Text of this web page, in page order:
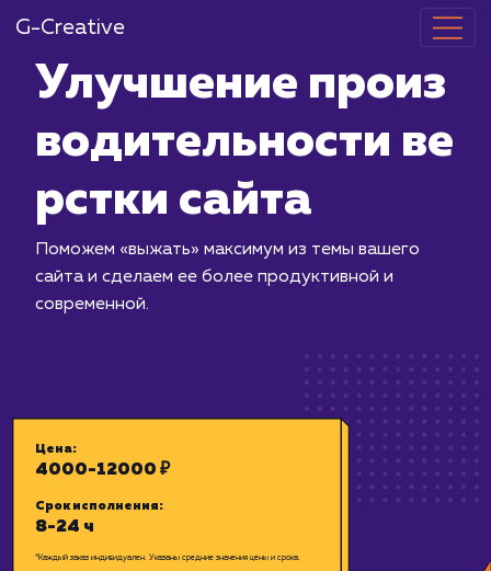
G-Creative
Улучшение
рстки сайта
современной.